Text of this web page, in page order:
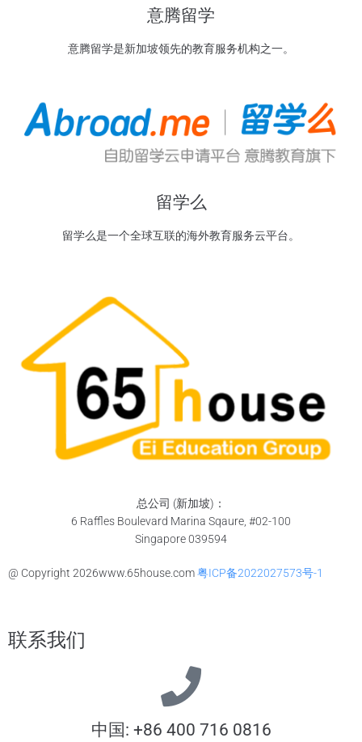
意腾留学
意腾留学是新加坡领先的教育服务机构之一。
留学么
留学么是一个全球互联的海外教育服务云平台。
总公司 (新加坡)：
6 Raffles Boulevard Marina Sqaure, #02-100
Singapore 039594
@ Copyright 2026www.65house.com粤ICP备2022027573号-1
联系我们
中国: +86 400 716 0816